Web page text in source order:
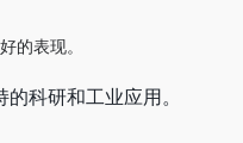
的表现。
科研和工业应用。